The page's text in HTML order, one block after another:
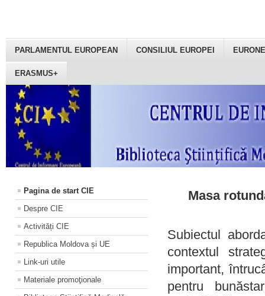
PARLAMENTUL EUROPEAN CONSILIUL EUROPEI
ERASMUS+
Pagina de start CIE
Despre CIE
Activități CIE
Republica Moldova și UE
Link-uri utile
Materiale promoţionale
Masa
Subiectul
contextul
important,
pentru